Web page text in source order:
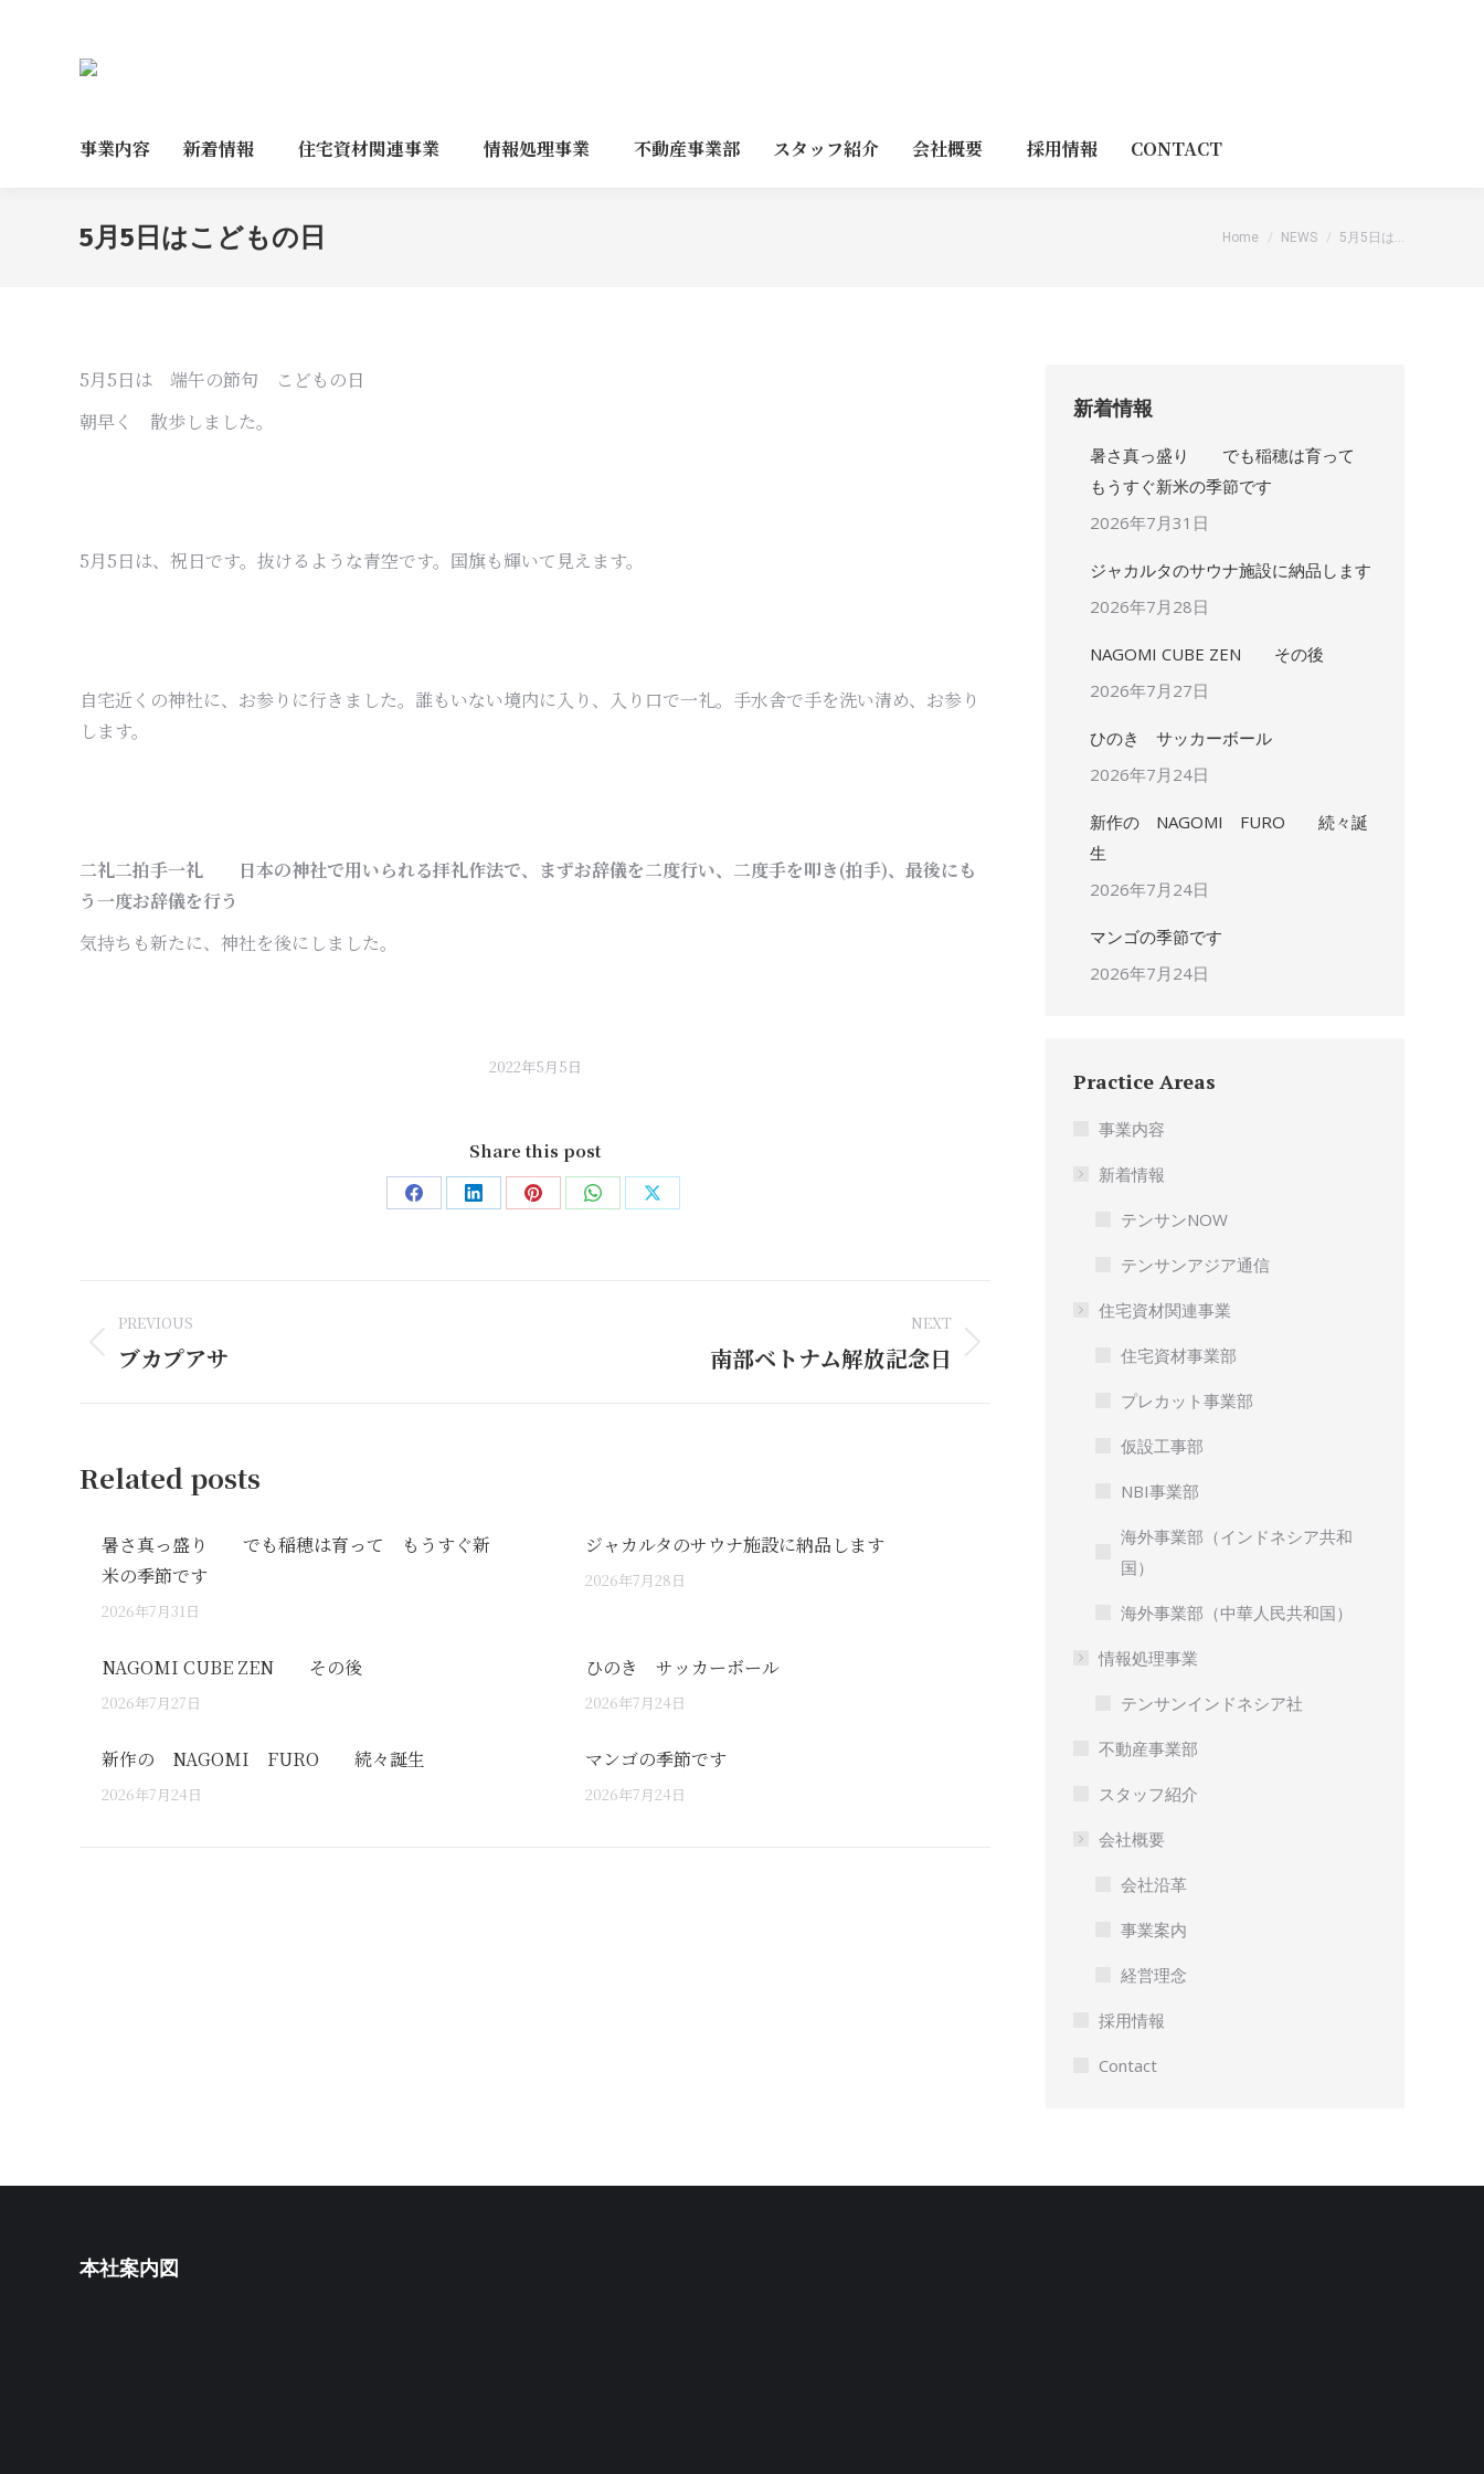
事業内容 新着情報 住宅資材関連事業 情報処理事業 不動産事業部 スタッフ紹介 会社概要 採用情報 CONTACT
5月5日はこどもの日 You are here:
Home NEWS 5月5日は…
5月5日は 端午の節句 こどもの日
朝早く 散歩しました。
5月5日は、祝日です。抜けるような青空です。国旗も輝いて見えます。
自宅近くの神社に、お参りに行きました。誰もいない境内に入り、入り口で一礼。手水舎で手を洗い清め、お参り
します。
二礼二拍手一礼 日本の神社で用いられる拝礼作法で、まずお辞儀を二度行い、二度手を叩き(拍手)、最後にも
う一度お辞儀を行う
気持ちも新たに、神社を後にしました。
2022年5月5日
Share this post
Share Share Share Share Share
Post
navigation
PREVIOUS
Previous
ブカプアサ
NEXT
南部ベトナム解放記念日
Related posts
暑さ真っ盛り でも稲穂は育って もうすぐ新
米の季節です
2026年7月31日
ジャカルタのサウナ施設に納品します
2026年7月28日
NAGOMI CUBE ZEN その後
2026年7月27日
ひのき サッカーボール
2026年7月24日
新作の NAGOMI FURO 続々誕生
2026年7月24日
マンゴの季節です
2026年7月24日
新着情報
暑さ真っ盛り でも稲穂は育って
もうすぐ新米の季節です
2026年7月31日
ジャカルタのサウナ施設に納品します
2026年7月28日
NAGOMI CUBE ZEN その後
2026年7月27日
ひのき サッカーボール
2026年7月24日
新作の NAGOMI FURO 続々誕
生
2026年7月24日
マンゴの季節です
2026年7月24日
Practice Areas
事業内容
新着情報
テンサンNOW
テンサンアジア通信
住宅資材関連事業
住宅資材事業部
プレカット事業部
仮設工事部
NBI事業部
海外事業部（インドネシア共和
国）
海外事業部（中華人民共和国）
情報処理事業
テンサンインドネシア社
不動産事業部
スタッフ紹介
会社概要
会社沿革
事業案内
経営理念
採用情報
Contact
本社案内図